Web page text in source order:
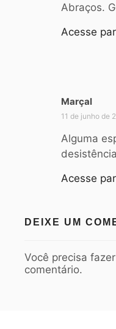
Abraços.
Acesse
Marçal
i
s
e
11 de junho de
Alguma
Acesse
DEIXE UM
Você precisa
comentário.